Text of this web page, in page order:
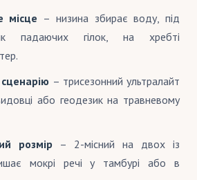
місце – низина збирає воду, під
падаючих гілок, на хребті
сценарію – трисезонний ультралайт
або геодезик на травневому
розмір – 2-місний на двох із
мокрі речі у тамбурі або в